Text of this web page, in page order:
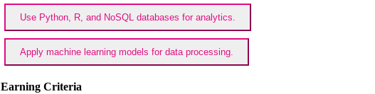
Use Python, R, and NoSQL databases for analytics.
Apply machine learning models for data processing.
Earning Criteria